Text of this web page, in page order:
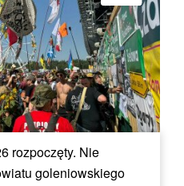
rozpoczęty. Nie
goleniowskiego